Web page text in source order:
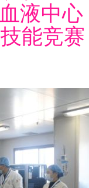
液中心
能竞赛